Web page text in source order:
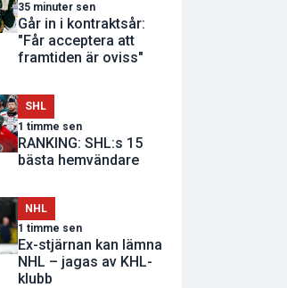
35 minuter sen
Går in i kontraktsår:
"Får acceptera att
framtiden är oviss"
SHL
1 timme sen
RANKING: SHL:s 15
bästa hemvändare
NHL
1 timme sen
Ex-stjärnan kan lämna
NHL – jagas av KHL-
klubb